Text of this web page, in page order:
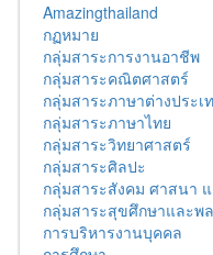
Amazingthailand
กฏหมาย
กลุ่มสาระการงานอาชีพ
กลุ่มสาระคณิตศาสตร์
กลุ่มสาระภาษาต่างประเ
กลุ่มสาระภาษาไทย
กลุ่มสาระวิทยาศาสตร์
กลุ่มสาระศิลปะ
กลุ่มสาระสังคม ศาสนา
กลุ่มสาระสุขศึกษาและพ
การบริหารงานบุคคล